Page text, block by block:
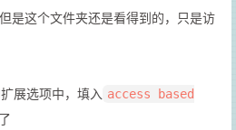
是这个文件夹还是看得到的，只是访
展选项中，填入 access based